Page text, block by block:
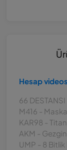
Hesap
66 DESTANSI
M416 -
KAR98 -
AKM -
UMP - 8